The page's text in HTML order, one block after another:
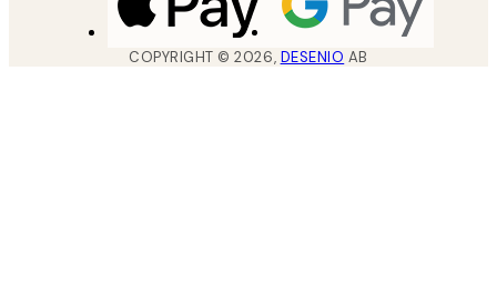
COPYRIGHT ©2026, DESENIO AB